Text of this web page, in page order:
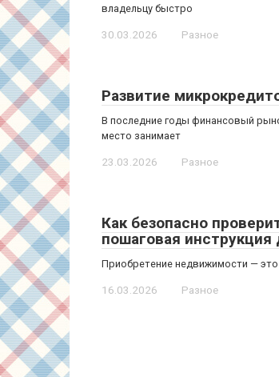
владельцу быстро
30.03.2026 Разное
Развитие
В последние годы финансовый
место занимает
23.03.2026 Разное
Как безопасно
пошаговая инструкция
Приобретение недвижимости —
16.03.2026 Разное